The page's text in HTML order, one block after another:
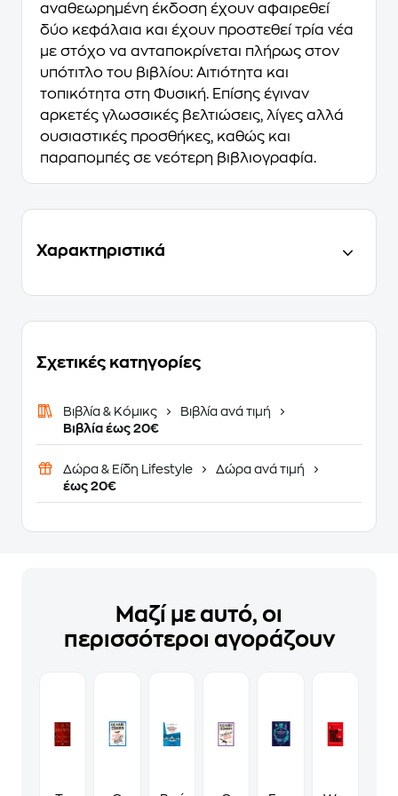
αναθεωρημένη έκδοση έχουν αφαιρεθεί
δύο κεφάλαια και έχουν προστεθεί τρία νέα
µε στόχο να ανταποκρίνεται πλήρως στον
υπότιτλο του βιβλίου: Αιτιότητα και
τοπικότητα στη Φυσική. Επίσης έγιναν
αρκετές γλωσσικές βελτιώσεις, λίγες αλλά
ουσιαστικές προσθήκες, καθώς και
παραπομπές σε νεότερη βιβλιογραφία.
Χαρακτηριστικά
Σχετικές κατηγορίες
Βιβλία & Κόμικς
Βιβλία ανά τιμή
Βιβλία έως 20€
Δώρα & Είδη Lifestyle
Δώρα ανά τιμή
έως 20€
Μαζί με αυτό, οι
περισσότεροι αγοράζουν